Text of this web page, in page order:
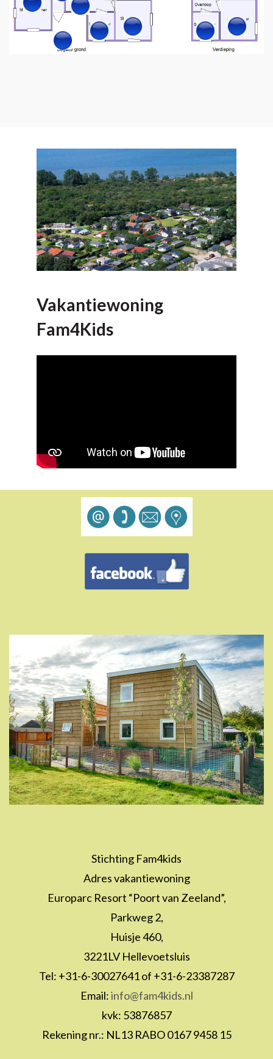
Vakantiewoning
Fam4Kids
Stichting Fam4kids
Adres vakantiewoning
Europarc Resort “Poort van Zeeland”,
Parkweg 2,
Huisje 460,
3221LV Hellevoetsluis
Tel: +31-6-30027641 of +31-6-23387287
Email:info@fam4kids.nl
kvk: 53876857
Rekening nr.: NL13 RABO 0167 9458 15